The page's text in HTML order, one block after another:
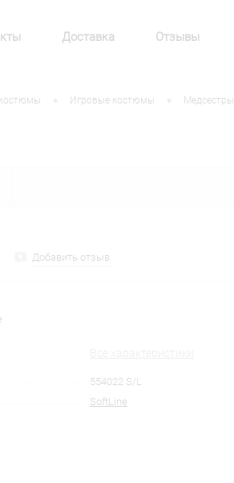
Доставка Отзывы
костюмы Игровые костюмы Медсестры
Добавить отзыв
554022 S/L
SoftLine